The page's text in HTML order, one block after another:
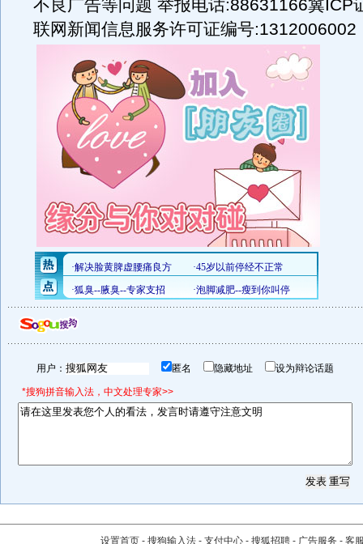
不良广告等问题 举报电话:88631166冀ICP
联网新闻信息服务许可证编号:1312006002
用户： 匿名 隐藏地址 设为辩论话题
*搜狗拼音输入法，中文处理专家>>
设置首页 - 搜狗输入法 - 支付中心 - 搜狐招聘 - 广告服务 - 客